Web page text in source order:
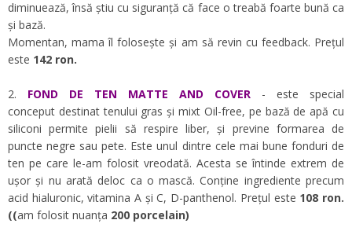
diminuează, însă știu cu siguranță că face o treabă foarte bună ca
și bază.
Momentan, mama îl folosește și am să revin cu feedback. Prețul
este 142 ron.
2. FOND DE TEN MATTE AND COVER - este special
conceput destinat tenului gras și mixt Oil-free, pe bază de apă cu
siliconi permite pielii să respire liber, și previne formarea de
puncte negre sau pete. Este unul dintre cele mai bune fonduri de
ten pe care le-am folosit vreodată. Acesta se întinde extrem de
ușor și nu arată deloc ca o mască. Conține ingrediente precum
acid hialuronic, vitamina A și C, D-panthenol. Prețul este 108 ron.
((am folosit nuanța 200 porcelain)